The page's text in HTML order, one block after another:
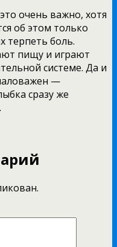
очень важно, хотя
об этом только
терпеть боль.
пищу и играют
системе. Да и
—
сразу же